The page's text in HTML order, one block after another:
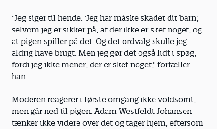
"Jeg siger til hende: 'Jeg har måske skadet dit barn',
selvom jeg er sikker på, at der ikke er sket noget, og
at pigen spiller på det. Og det ordvalg skulle jeg
aldrig have brugt. Men jeg gør det også lidt i spøg,
fordi jeg ikke mener, der er sket noget," fortæller
han.
Moderen reagerer i første omgang ikke voldsomt,
men går ned til pigen. Adam Westfeldt Johansen
tænker ikke videre over det og tager hjem, eftersom